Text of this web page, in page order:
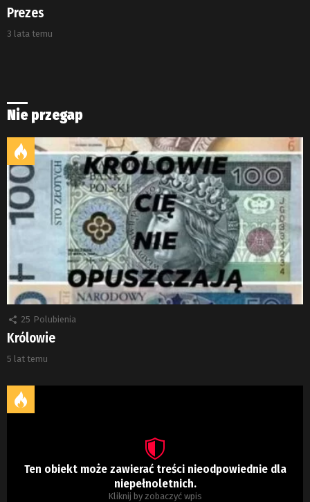
Prezes
3 lata temu
Nie przegap
25 Polubienia
Królowie
5 lat temu
Ten obiekt może zawierać treści nieodpowiednie dla
niepełnoletnich.
Kliknij by zobaczyć wpis